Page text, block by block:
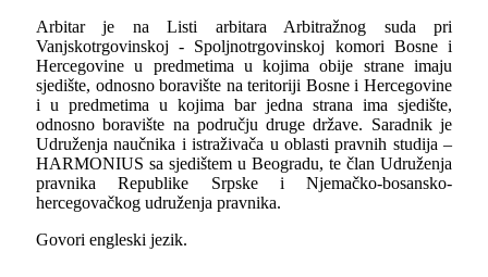
Arbitar je na Listi arbitara Arbitražnog suda pri
Vanjskotrgovinskoj - Spoljnotrgovinskoj komori Bosne i
Hercegovine u predmetima u kojima obije strane imaju
sjedište, odnosno boravište na teritoriji Bosne i Hercegovine
i u predmetima u kojima bar jedna strana ima sjedište,
odnosno boravište na području druge države. Saradnik je
Udruženja naučnika i istraživača u oblasti pravnih studija –
HARMONIUS sa sjedištem u Beogradu, te član Udruženja
pravnika Republike Srpske i Njemačko-bosansko-
hercegovačkog udruženja pravnika.
Govori engleski jezik.